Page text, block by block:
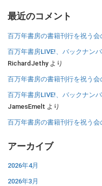
最近のコメント
百万年書房の書籍刊行を祝う会
百万年書房LIVE!、バックナン
RichardJethyより
百万年書房の書籍刊行を祝う会
百万年書房LIVE!、バックナン
JamesEmelt より
百万年書房の書籍刊行を祝う会
アーカイブ
2026年4月
2026年3月